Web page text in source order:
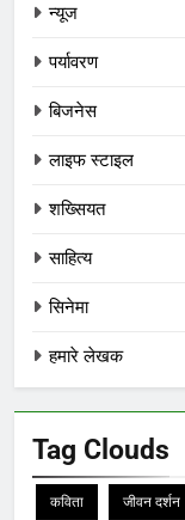
न्यूज
पर्यावरण
बिजनेस
लाइफ स्टाइल
शख्सियत
साहित्य
सिनेमा
हमारे लेखक
Tag Clouds
कविता जीवन दर्शन